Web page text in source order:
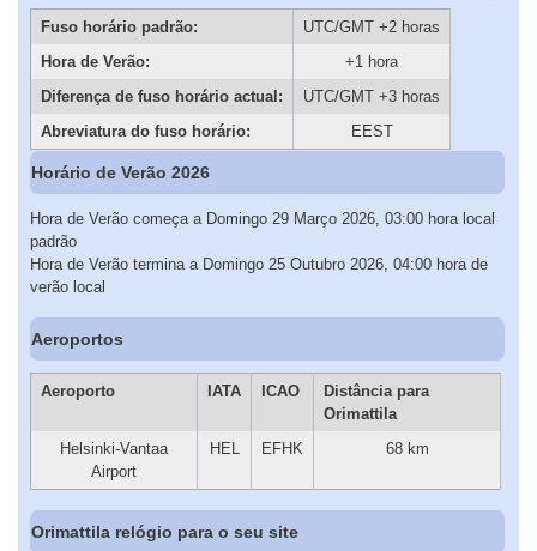
Fuso horário padrão:
UTC/GMT +2 horas
Hora de Verão:
+1 hora
Diferença de fuso horário actual:
UTC/GMT +3 horas
Abreviatura do fuso horário:
EEST
Horário de Verão 2026
Hora de Verão começa a Domingo 29 Março 2026, 03:00 hora local
padrão
Hora de Verão termina a Domingo 25 Outubro 2026, 04:00 hora de
verão local
Aeroportos
Aeroporto IATA ICAO
Distância para
Orimattila
Helsinki-Vantaa
Airport
HEL EFHK 68 km
Orimattila relógio para o seu site